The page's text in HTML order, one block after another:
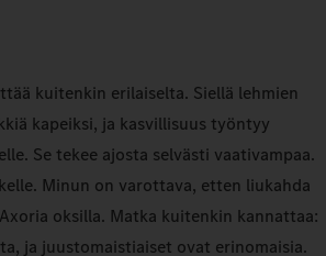
kuitenkin erilaiselta. Siellä lehmien
kapeiksi, ja kasvillisuus työntyy
Se tekee ajosta selvästi vaativampaa.
Minun on varottava, etten liukahda
oksilla. Matka kuitenkin kannattaa:
ja juustomaistiaiset ovat erinomaisia.